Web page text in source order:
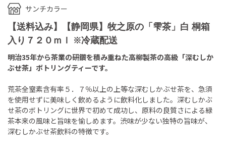
サンチカラー
【送料込み】【静岡県】牧之原の「雫茶」白 桐箱
入り７２０ｍｌ ※冷蔵配送
明治35年から茶業の研鑽を積み重ねた高柳製茶の高級「深むしか
ぶせ茶」ボトリングティーです。
荒茶全窒素含有率５．７％以上の上等な深むしかぶせ茶を、急須
を使用せずに美味しく飲めるように飲料化しました。深むしかぶ
せ茶のボトリングに世界で初めて成功し、原料の良質さによる緑
茶本来の風味と旨味を愉しめます。渋味が少ない独特の旨味が、
深むしかぶせ茶飲料の特徴です。